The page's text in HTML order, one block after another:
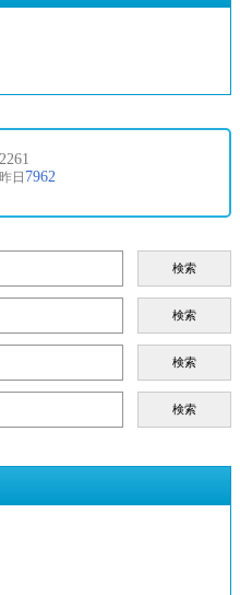
検索
検索
検索
検索